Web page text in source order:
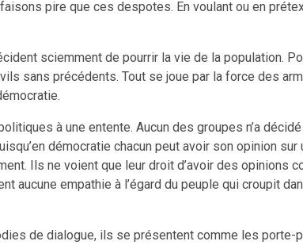
pire que ces despotes. En voulant ou en
sciemment de pourrir la vie de la population.
sans précédents. Tout se joue par la force des
à une entente. Aucun des groupes n’a
démocratie chacun peut avoir son opinion
Ils ne voient que leur droit d’avoir des opinions
aucune empathie à l’égard du peuple qui croupit
de dialogue, ils se présentent comme les